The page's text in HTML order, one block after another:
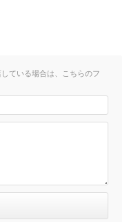
ている場合は、こちらのフ